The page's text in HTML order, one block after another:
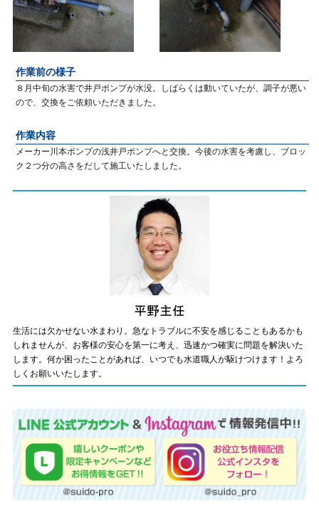
作業前の様子
８月中旬の水害で井戸ポンプが水没。しばらくは動いていたが、調子が悪い
ので、交換をご依頼いただきました。
作業内容
メーカー川本ポンプの浅井戸ポンプへと交換。今後の水害を考慮し、ブロッ
ク２つ分の高さをだして施工いたしました。
生活には欠かせない水まわり。急なトラブルに不安を感じることもあるかも
しれませんが、お客様の安心を第一に考え、迅速かつ確実に問題を解決いた
します。何か困ったことがあれば、いつでも水道職人が駆けつけます！よろ
しくお願いいたします。